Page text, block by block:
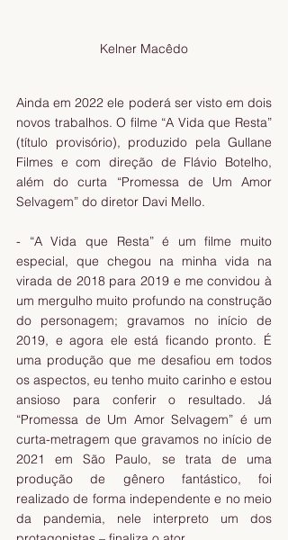
Kelner Macêdo
Ainda em 2022 ele poderá ser visto em dois
novos trabalhos. O filme “A Vida que Resta”
(título provisório), produzido pela Gullane
Filmes e com direção de Flávio Botelho,
além do curta “Promessa de Um Amor
Selvagem” do diretor Davi Mello.
- “A Vida que Resta” é um filme muito
especial, que chegou na minha vida na
virada de 2018 para 2019 e me convidou à
um mergulho muito profundo na construção
do personagem; gravamos no início de
2019, e agora ele está ficando pronto. É
uma produção que me desafiou em todos
os aspectos, eu tenho muito carinho e estou
ansioso para conferir o resultado. Já
“Promessa de Um Amor Selvagem” é um
curta-metragem que gravamos no início de
2021 em São Paulo, se trata de uma
produção de gênero fantástico, foi
realizado de forma independente e no meio
da pandemia, nele interpreto um dos